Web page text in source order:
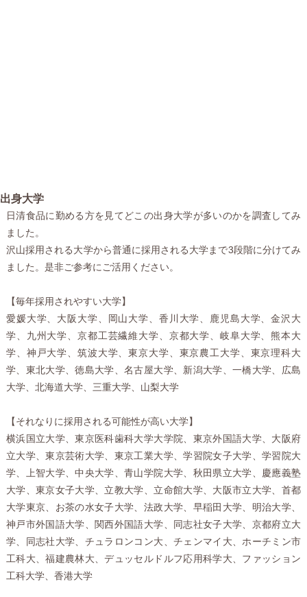
出身大学
日清食品に勤める方を見てどこの出身大学が多いのかを調査してみ
ました。
沢山採用される大学から普通に採用される大学まで3段階に分けてみ
ました。是非ご参考にご活用ください。
【毎年採用されやすい大学】
愛媛大学、大阪大学、岡山大学、香川大学、鹿児島大学、金沢大
学、九州大学、京都工芸繊維大学、京都大学、岐阜大学、熊本大
学、神戸大学、筑波大学、東京大学、東京農工大学、東京理科大
学、東北大学、徳島大学、名古屋大学、新潟大学、一橋大学、広島
大学、北海道大学、三重大学、山梨大学
【それなりに採用される可能性が高い大学】
横浜国立大学、東京医科歯科大学大学院、東京外国語大学、大阪府
立大学、東京芸術大学、東京工業大学、学習院女子大学、学習院大
学、上智大学、中央大学、青山学院大学、秋田県立大学、慶應義塾
大学、東京女子大学、立教大学、立命館大学、大阪市立大学、首都
大学東京、お茶の水女子大学、法政大学、早稲田大学、明治大学、
神戸市外国語大学、関西外国語大学、同志社女子大学、京都府立大
学、同志社大学、チュラロンコン大、チェンマイ大、ホーチミン市
工科大、福建農林大、デュッセルドルフ応用科学大、ファッション
工科大学、香港大学